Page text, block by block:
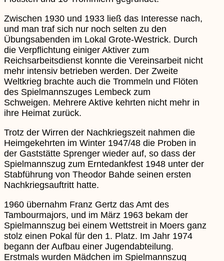
Zwischen 1930 und 1933 ließ das Interesse nach,
und man traf sich nur noch selten zu den
Übungsabenden im Lokal Grote-Westrick. Durch
die Verpflichtung einiger Aktiver zum
Reichsarbeitsdienst konnte die Vereinsarbeit nicht
mehr intensiv betrieben werden. Der Zweite
Weltkrieg brachte auch die Trommeln und Flöten
des Spielmannszuges Lembeck zum
Schweigen. Mehrere Aktive kehrten nicht mehr in
ihre Heimat zurück.
Trotz der Wirren der Nachkriegszeit nahmen die
Heimgekehrten im Winter 1947/48 die Proben in
der Gaststätte Sprenger wieder auf, so dass der
Spielmannszug zum Erntedankfest 1948 unter der
Stabführung von Theodor Bahde seinen ersten
Nachkriegsauftritt hatte.
1960 übernahm Franz Gertz das Amt des
Tambourmajors, und im März 1963 bekam der
Spielmannszug bei einem Wettstreit in Moers ganz
stolz einen Pokal für den 1. Platz. Im Jahr 1974
begann der Aufbau einer Jugendabteilung.
Erstmals wurden Mädchen im Spielmannszug